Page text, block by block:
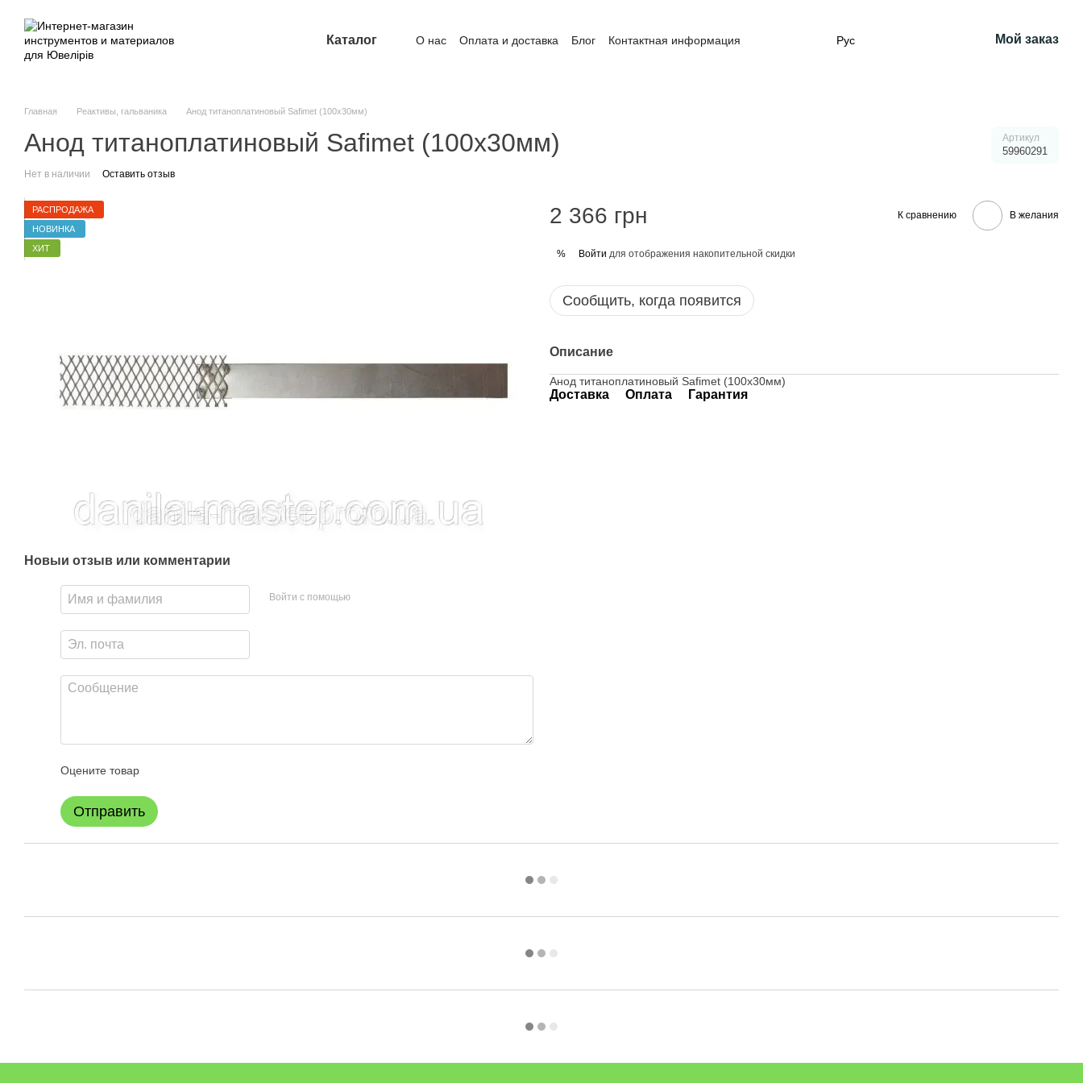
Каталог О нас Оплата и доставка Блог Контактная информация Рус Мой заказ
Главная Реактивы, гальваника Анод титаноплатиновый Safimet (100х30мм)
Анод титаноплатиновый Safimet (100х30мм) Артикул
59960291
Нет в наличии Оставить отзыв
РАСПРОДАЖА
НОВИНКА
ХИТ
Новый отзыв или комментарий
Войти с помощью
Оцените товар
Отправить
2 366 грн К сравнению В желания
% Войти для отображения накопительной скидки
Сообщить, когда появится
Описание
Анод титаноплатиновый Safimet (100х30мм)
Доставка Оплата Гарантия